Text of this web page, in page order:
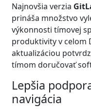
Najnovšia verzia
prináša množstvo
výkonnosti tímovej
produktivity v celom
aktualizáciou
tímom doručovať
Lepšia
navigácia